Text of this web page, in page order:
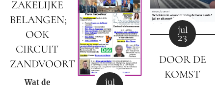
ZAKELIJKE
BELANGEN;
OOK
CIRCUIT
ZANDVOORT
Wat de
verkondigen
als onderdeel
van hun
satanische
geloof:
"Nederland is
een republiek
jul
samenzwering
in woord en
beeld van de
Rooms-
Katholieke
kerk binnen
onze huidige
jul
23
DOOR DE
KOMST